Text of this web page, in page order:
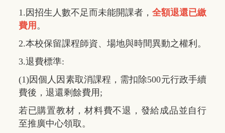
1.因招生人數不足而未能開課者， 全額退還已繳
費用 。
2.本校保留課程師資、場地與時間異動之權利。
3.退費標準:
(1)因個人因素取消課程，需扣除500元行政手續
費後，退還剩餘費用;
若已購置教材，材料費不退，發給成品並自行
至推廣中心領取。